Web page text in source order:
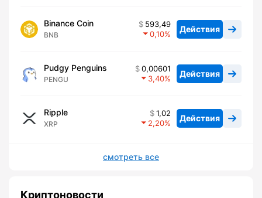
Binance Coin
BNB
593,49
0,10
Действия
Pudgy Penguins
PENGU
0,00601
3,40
Действия
Ripple
XRP
1,02
2,20
Действия
смотреть все
Криптоновости